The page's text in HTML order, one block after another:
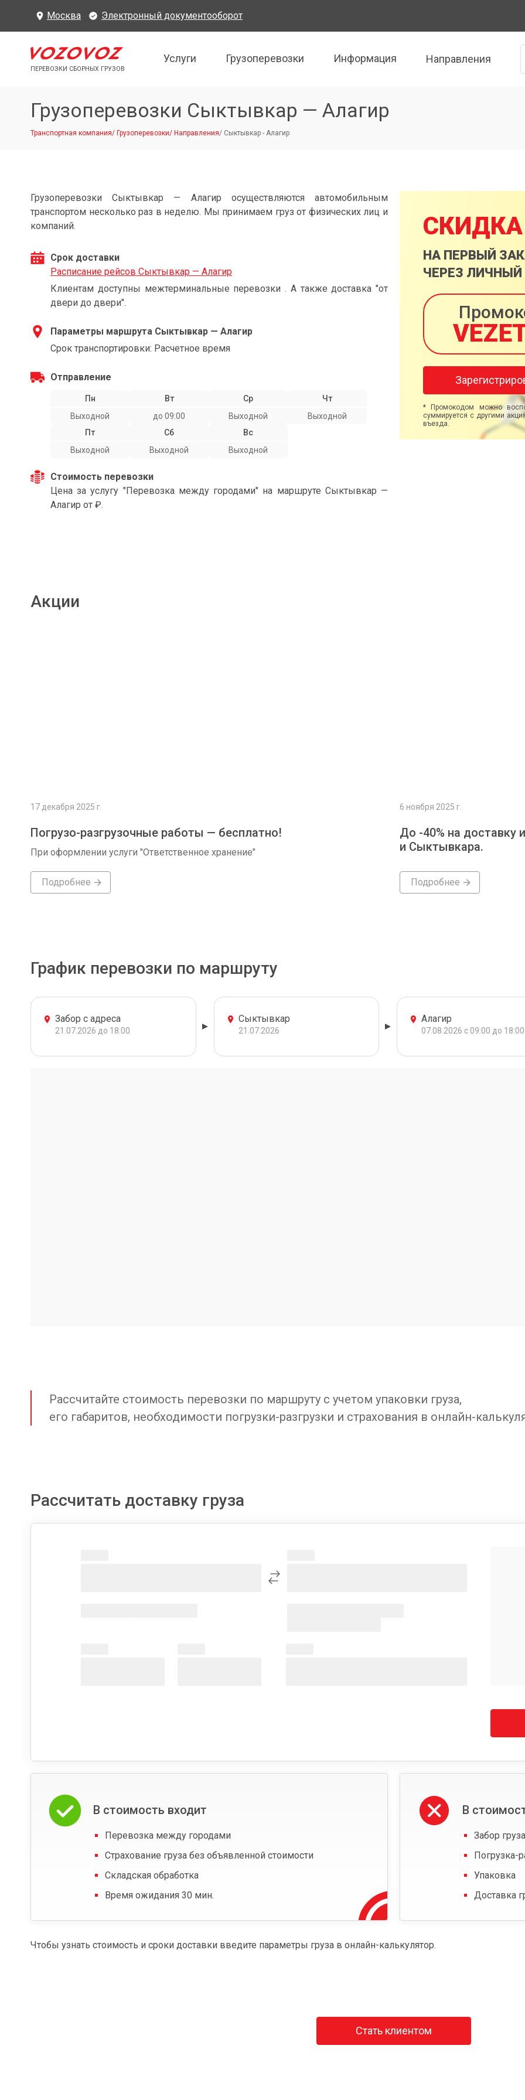
Москва Электронный документооборот
ПЕРЕВОЗКИ СБОРНЫХ ГРУЗОВ
Услуги Грузоперевозки Информация Направления
Грузоперевозки Сыктывкар — Алагир
Транспортная компания/ Грузоперевозки/ Направления/ Сыктывкар - Алагир
Грузоперевозки Сыктывкар — Алагир осуществляются автомобильным
транспортом несколько раз в неделю. Мы принимаем груз от физических лиц и
компаний.
Срок доставки
Расписание рейсов Сыктывкар — Алагир
Клиентам доступны межтерминальные перевозки . А также доставка "от
двери до двери".
Параметры маршрута Сыктывкар — Алагир
Срок транспортировки: Расчетное время
Отправление
Пн
Выходной
Вт
до 09:00
Ср
Выходной
Чт
Выходной
Пт
Выходной
Сб
Выходной
Вс
Выходной
Стоимость перевозки
Цена за услугу "Перевозка между городами" на маршруте Сыктывкар —
Алагир от ₽.
СКИДКА
НА ПЕРВЫЙ
ЧЕРЕЗ ЛИЧНЫЙ
* Промокодом можно
суммируется с другими
въезда.
Акции
17 декабря 2025 г.
Погрузо-разгрузочные работы — бесплатно!
При оформлении услуги "Ответственное хранение"
Подробнее
6 ноября 2025 г.
До -40% на доставку
и Сыктывкара.
Подробнее
График перевозки по маршруту
Забор с адреса
21.07.2026 до 18:00
Сыктывкар
21.07.2026
Алагир
07.08.2026 с 09:00 до 18:00
Рассчитайте стоимость перевозки по маршруту с учетом упаковки груза,
его габаритов, необходимости погрузки-разгрузки и страхования в онлайн-
Рассчитать доставку груза
В стоимость входит
Перевозка между городами
Страхование груза без объявленной стоимости
Складская обработка
Время ожидания 30 мин.
В
Забор
Погрузка-
Упаковка
Доставка
Чтобы узнать стоимость и сроки доставки введите параметры груза в онлайн-калькулятор.
Стать клиентом